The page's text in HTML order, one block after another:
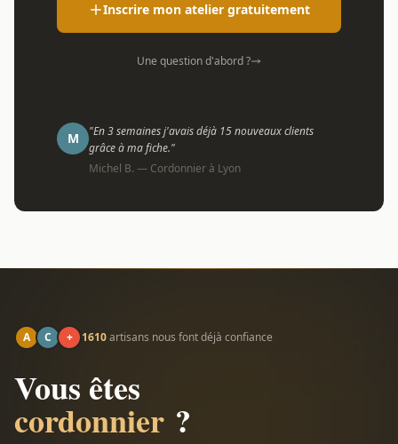
Inscrire mon atelier gratuitement
Une question d'abord ?
M
"En 3 semaines j'avais déjà 15 nouveaux clients
grâce à ma fiche."
Michel B. — Cordonnier à Lyon
A C + 1610artisans nous font déjà confiance
Vous êtes
cordonnier ?